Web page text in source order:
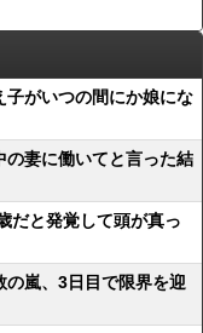
がいつの間にか娘にな
の妻に働いてと言った結
だと発覚して頭が真っ
嵐、3日目で限界を迎